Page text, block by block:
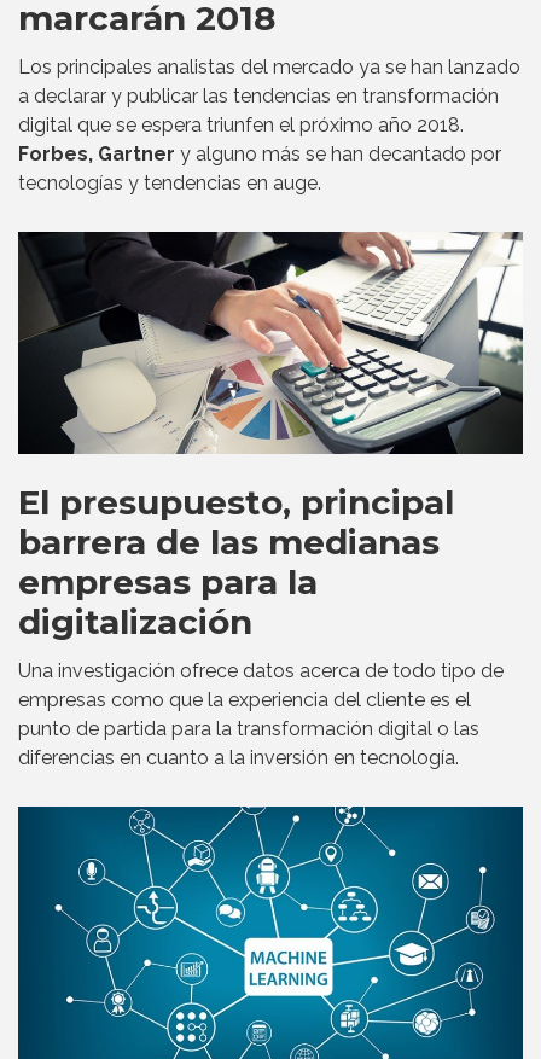
marcarán 2018
Los principales analistas del mercado ya se han lanzado
a declarar y publicar las tendencias en transformación
digital que se espera triunfen el próximo año 2018.
Forbes, Gartner y alguno más se han decantado por
tecnologías y tendencias en auge.
El presupuesto, principal
barrera de las medianas
empresas para la
digitalización
Una investigación ofrece datos acerca de todo tipo de
empresas como que la experiencia del cliente es el
punto de partida para la transformación digital o las
diferencias en cuanto a la inversión en tecnología.